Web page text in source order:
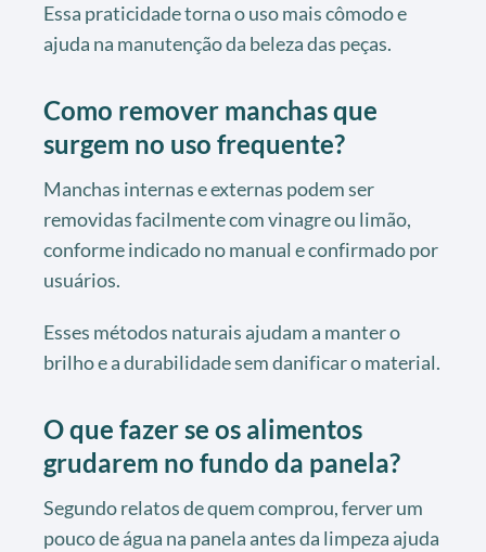
Essa praticidade torna o uso mais cômodo e
ajuda na manutenção da beleza das peças.
Como remover manchas que
surgem no uso frequente?
Manchas internas e externas podem ser
removidas facilmente com vinagre ou limão,
conforme indicado no manual e confirmado por
usuários.
Esses métodos naturais ajudam a manter o
brilho e a durabilidade sem danificar o material.
O que fazer se os alimentos
grudarem no fundo da panela?
Segundo relatos de quem comprou, ferver um
pouco de água na panela antes da limpeza ajuda